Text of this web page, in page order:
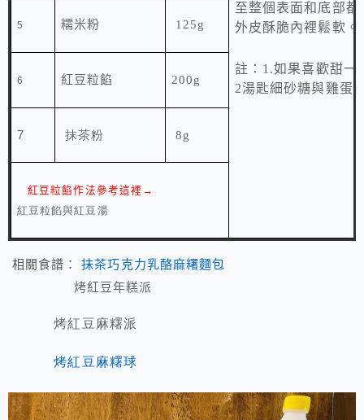
至整個表面和底部
外皮酥脆內裡鬆軟
註：1.如果喜歡甜一
2湯匙細砂糖與雞蛋
5 糯米粉 125g
6 紅豆粒餡 200g
7 抹茶粉 8g
紅豆粒餡作法參考這裡→
紅豆粒餡與紅豆湯
相關食譜：
抹茶巧克力乳酪麻糬麵包
烤紅豆年糕派
烤紅豆麻糬派
烤紅豆麻糬球